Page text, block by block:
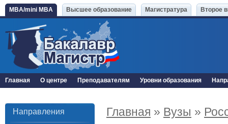
MBA/mini MBA Высшее образование Магистратура Второе
Главная О центре Преподавателям Уровни образования
Направления Главная » Вузы »